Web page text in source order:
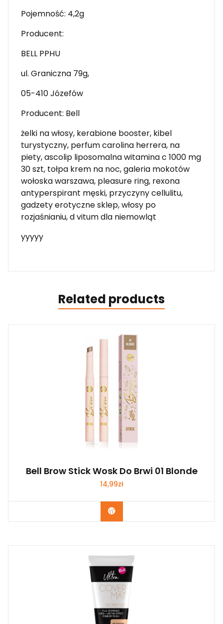
Pojemność: 4,2g
Producent:
BELL PPHU
ul. Graniczna 79g,
05-410 Józefów
Producent: Bell
żelki na włosy, kerabione booster, kibel
turystyczny, perfum carolina herrera, na
piety, ascolip liposomalna witamina c 1000 mg
30 szt, tołpa krem na noc, galeria mokotów
wołoska warszawa, pleasure ring, rexona
antyperspirant męski, przyczyny cellulitu,
gadzety erotyczne sklep, włosy po
rozjaśnianiu, d vitum dla niemowląt
yyyyy
Related products
Bell Brow Stick Wosk Do Brwi 01 Blonde
14,99zł
Zobacz